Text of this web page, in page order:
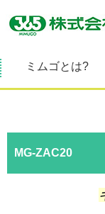
ミムゴとは?
MG-ZAC20